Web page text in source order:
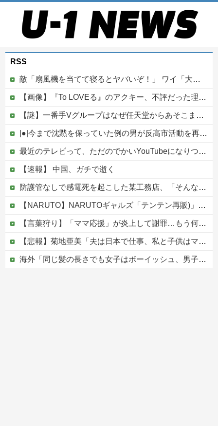
RSS
敵「扇風機を当てて寝るとヤバいぞ！」 ワイ「大丈夫やろｗｗｗ」扇風機ポチー
【画像】『To LOVEる』のアクキー、不評だった理由が明確すぎる
【謎】一番手Vグループはなぜ任天堂からあそこまで寵愛されるんだ？
|●|今まで沈黙を保っていた例の男が反高市活動を再開した模様、財務省を手を組んでの返り咲きが狙いか？
最近のテレビって、ただのでかいYouTubeになりつつあるよな他
【速報】 中国、ガチで逝く
防護管なしで感電死を起こした某工務店、「そんな危険な現場お断りしますわ!と断って正解やったわ」と業者が業界事情を告白
【NARUTO】NARUTOギャルズ「テンテン再販)」フィギュア【明日予約開始】
【言葉狩り】「ママ応援」が炎上して謝罪…もう何も言えない
【悲報】菊地亜美「夫は日本で仕事、私と子供はマレーシア、夫は毎月会いに来る」←これどう思う？
海外「同じ髪の長さでも女子はボーイッシュ、男子は女っぽい扱いになる」呼び名が逆転する境界線あるある…？